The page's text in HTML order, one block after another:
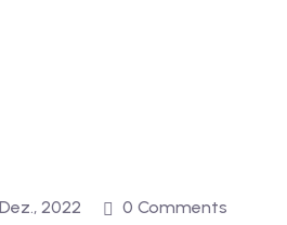
2022 0 Comments